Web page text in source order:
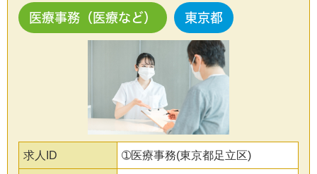
医療事務（医療など） 東京都
求人ID ➀医療事務(東京都足立区)